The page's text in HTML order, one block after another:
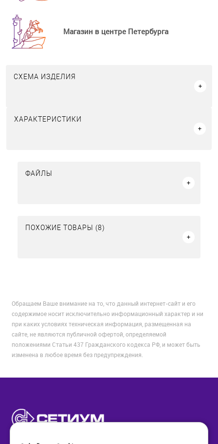
Магазин в центре Петербурга
СХЕМА ИЗДЕЛИЯ
ХАРАКТЕРИСТИКИ
ФАЙЛЫ
ПОХОЖИЕ ТОВАРЫ (8)
Обращаем Ваше внимание на то, что данный интернет-сайт и его
содержимое носит исключительно информационный характер и ни
при каких условиях техническая информация, размещенная на
сайте, не являются публичной офертой, определяемой
положениями Статьи 437 Гражданского кодекса РФ, и может быть
изменена в любое время без предупреждения.